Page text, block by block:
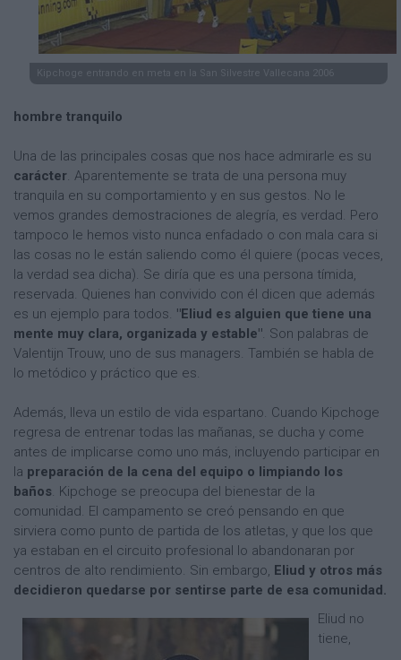
Kipchoge entrando en meta en la San Silvestre Vallecana 2006
hombre tranquilo
Una de las principales cosas que nos hace admirarle es su
carácter. Aparentemente se trata de una persona muy
tranquila en su comportamiento y en sus gestos. No le
vemos grandes demostraciones de alegría, es verdad. Pero
tampoco le hemos visto nunca enfadado o con mala cara si
las cosas no le están saliendo como él quiere (pocas veces,
la verdad sea dicha). Se diría que es una persona tímida,
reservada. Quienes han convivido con él dicen que además
es un ejemplo para todos. "Eliud es alguien que tiene una
mente muy clara, organizada y estable". Son palabras de
Valentijn Trouw, uno de sus managers. También se habla de
lo metódico y práctico que es.
Además, lleva un estilo de vida espartano. Cuando Kipchoge
regresa de entrenar todas las mañanas, se ducha y come
antes de implicarse como uno más, incluyendo participar en
la preparación de la cena del equipo o limpiando los
baños. Kipchoge se preocupa del bienestar de la
comunidad. El campamento se creó pensando en que
sirviera como punto de partida de los atletas, y que los que
ya estaban en el circuito profesional lo abandonaran por
centros de alto rendimiento. Sin embargo, Eliud y otros más
decidieron quedarse por sentirse parte de esa comunidad.
Eliud no
tiene,